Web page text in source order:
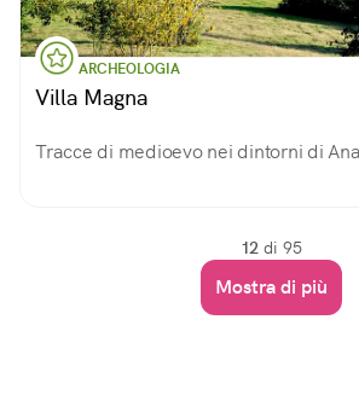
ARCHEOLOGIA
Villa Magna
Tracce di medioevo nei dintorni di
12 di 95
Mostra di più